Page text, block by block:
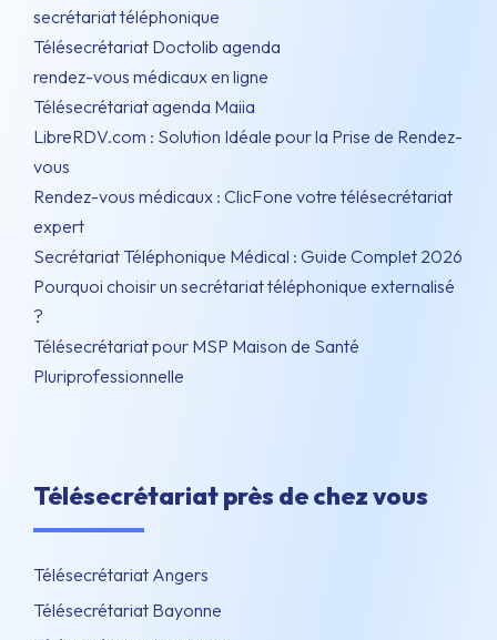
secrétariat téléphonique
Télésecrétariat Doctolib agenda
rendez-vous médicaux en ligne
Télésecrétariat agenda Maiia
LibreRDV.com : Solution Idéale pour la Prise de Rendez-
vous
Rendez-vous médicaux : ClicFone votre télésecrétariat
expert
Secrétariat Téléphonique Médical : Guide Complet 2026
Pourquoi choisir un secrétariat téléphonique externalisé
?
Télésecrétariat pour MSP Maison de Santé
Pluriprofessionnelle
Télésecrétariat près de chez vous
Télésecrétariat Angers
Télésecrétariat Bayonne